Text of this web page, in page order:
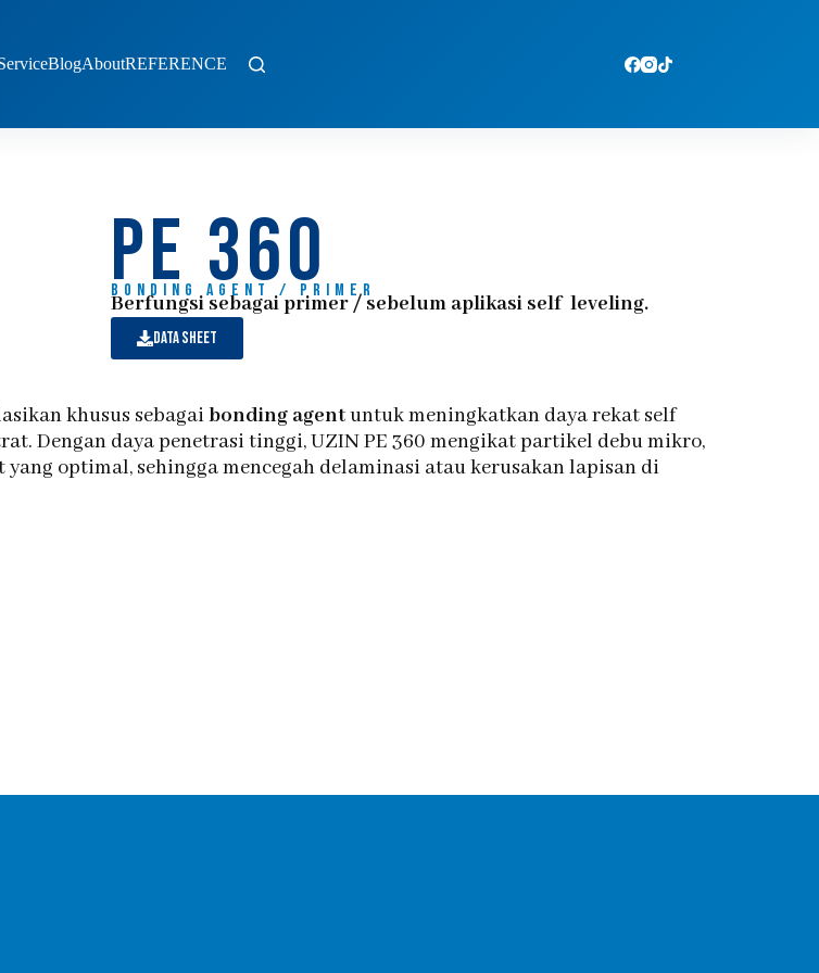
BlogAboutREFERENCE
pe 360
Bonding agent / primer
Berfungsi sebagai primer / sebelum aplikasi self leveling.
data sheet
khusus sebagaibonding agentuntuk meningkatkan daya rekat self
Dengan daya penetrasi tinggi, UZIN PE 360 mengikat partikel debu mikro,
optimal, sehingga mencegah delaminasi atau kerusakan lapisan di